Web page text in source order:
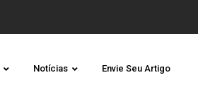
Notícias Envie Seu Artigo